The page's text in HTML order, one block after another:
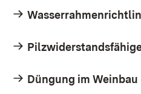
Düngung im Weinbau